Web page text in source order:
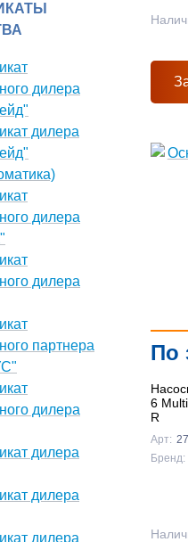
По
6
R
Арт:
Бренд: